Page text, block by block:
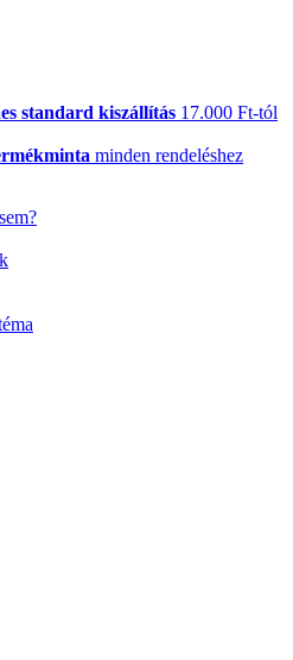
standard kiszállítás 17.000 Ft-tól
minden rendeléshez